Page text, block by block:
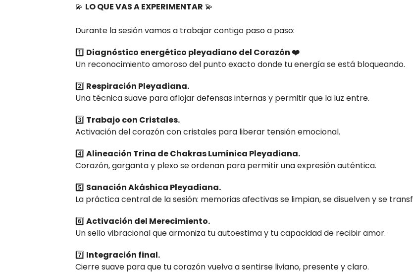
💫 LO QUE VAS A EXPERIMENTAR 💫
Durante la sesión vamos a trabajar contigo paso a paso:
1️⃣ Diagnóstico energético pleyadiano del Corazón ❤️
Un reconocimiento amoroso del punto exacto donde tu energía se está bloqueando.
2️⃣ Respiración Pleyadiana.
Una técnica suave para aflojar defensas internas y permitir que la luz entre.
3️⃣ Trabajo con Cristales.
Activación del corazón con cristales para liberar tensión emocional.
4️⃣Alineación Trina de Chakras Lumínica Pleyadiana.
Corazón, garganta y plexo se ordenan para permitir una expresión auténtica.
5️⃣ Sanación Akáshica Pleyadiana.
La práctica central de la sesión: memorias afectivas se limpian, se disuelven y se
6️⃣Activación del Merecimiento.
Un sello vibracional que armoniza tu autoestima y tu capacidad de recibir amor.
7️⃣ Integración final.
Cierre suave para que tu corazón vuelva a sentirse liviano, presente y claro.